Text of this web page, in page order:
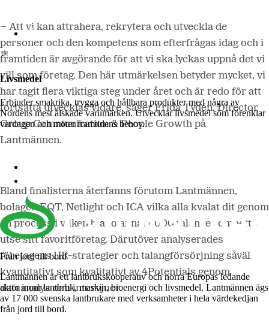
Lantmännen Biorefineries
Livsmedel
Erbjuder smakrika, trygga och hållbara produkter med några av
Nordens mest älskade varumärken. Utvecklar livsmedel som förenklar
vardagen och möter framtidens behov.
Från jord till bord
Lantmännen är ett lantbrukskooperativ och norra Europas ledande
aktör inom lantbruk, maskin, bioenergi och livsmedel. Lantmännen ägs
av 17 000 svenska lantbrukare med verksamheter i hela värdekedjan
från jord till bord.
– Att vi kan attrahera, rekrytera och utveckla de
personer och den kompetens som efterfrågas idag och i
framtiden är avgörande för att vi ska lyckas uppnå det vi
vill som företag. Den här utmärkelsen betyder mycket, vi
har tagit flera viktiga steg under året och är redo för att
fortsätta utvecklas vidare, säger Frida Tydén, Director
Group Communication & People Growth på
Lantmännen.
Bland finalisterna återfanns förutom Lantmännen,
bolagen EQT, Netlight och ICA vilka alla kvalat dit genom
en process i vilken bland annat 6000 talanger ombetts
utse sitt favoritföretag. Därutöver analyserades
företagens HR-strategier och talangförsörjning såväl
kvantitativt som kvalitativt av 4Potentials genom
dataanalys och intervjuer.